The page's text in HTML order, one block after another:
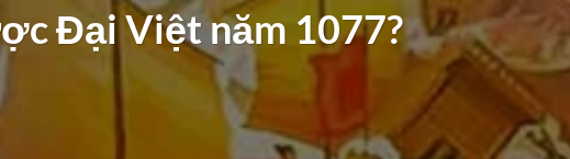
Đại Việt năm 1077?